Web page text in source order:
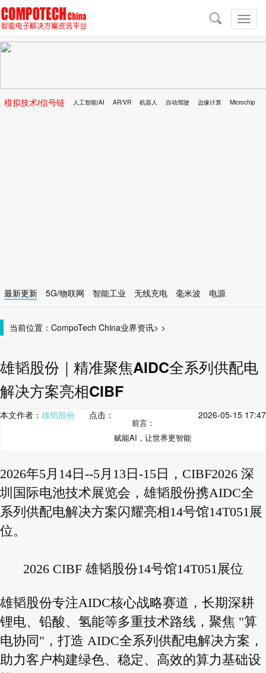
切
换
导
导
航
模拟技术/信号链 人工智能/AI AR/VR 机器人 自动驾驶 边缘计算 Microchip
最新更新 5G/物联网 智能工业 无线充电 毫米波
电源
当前位置： CompoTech China >
业界资讯 >
雄韬股份｜精准聚焦AIDC全系列供配电
解决方案亮相CIBF
本文作者： 雄韬股份 点击： 2026-05-15 17:47
前言：
赋能AI，让世界更智能
2026年5月14日--5月13日-15日，CIBF2026 深
圳国际电池技术展览会，雄韬股份携AIDC全
系列供配电解决方案闪耀亮相14号馆14T051展
位。
2026 CIBF 雄韬股份14号馆14T051展位
雄韬股份专注AIDC核心战略赛道，长期深耕
锂电、铅酸、氢能等多重技术路线，聚焦 "算
电协同"，打造 AIDC全系列供配电解决方案，
助力客户构建绿色、稳定、高效的算力基础设